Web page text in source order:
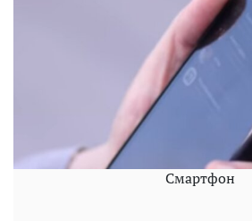
Смартфон